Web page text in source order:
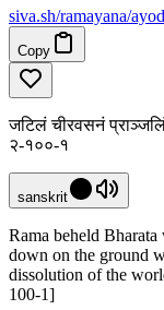
siva.sh/ramayana/
Copy
जटिलं चीरवसनं प्राञ्जलिं
२-१००-१
sanskrit
Rama beheld
down on the ground
dissolution of the
100-1]